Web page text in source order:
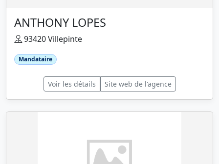
ANTHONY LOPES
93420 Villepinte
Mandataire
Voir les détails Site web de l'agence